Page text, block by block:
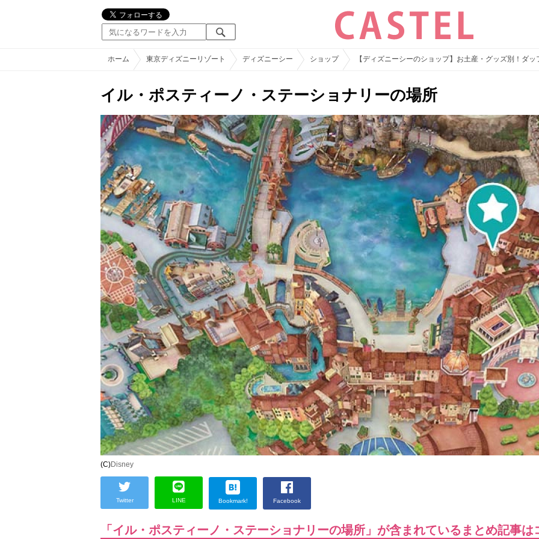
ホーム 東京ディズニーリゾート ディズニーシー ショップ 【ディズニーシーのショップ】お土産・グッズ別！ダ
イル・ポスティーノ・ステーショナリーの場所
(C)Disney
Twitter LINE Bookmark! Facebook
「イル・ポスティーノ・ステーショナリーの場所」が含まれているまとめ記事は